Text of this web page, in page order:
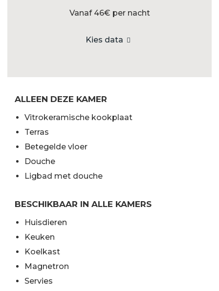
Vanaf 46€ per nacht
Kies data
ALLEEN DEZE KAMER
Vitrokeramische kookplaat
Terras
Betegelde vloer
Douche
Ligbad met douche
BESCHIKBAAR IN ALLE KAMERS
Huisdieren
Keuken
Koelkast
Magnetron
Servies